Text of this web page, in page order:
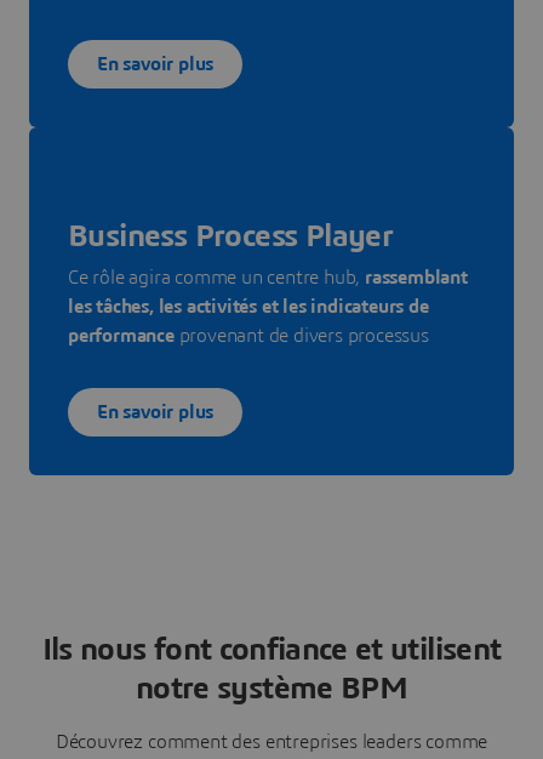
En savoir plus
Business Process Player
Ce rôle agira comme un centre hub, rassemblant
les tâches, les activités et les indicateurs de
performanceprovenant de divers processus
En savoir plus
Ils nous font confiance et utilisent
notre système BPM
Découvrez comment des entreprises leaders comme